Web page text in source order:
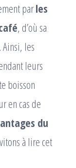
parles
, d’où sa
les
leurs
boisson
en cas de
du
à lire cet